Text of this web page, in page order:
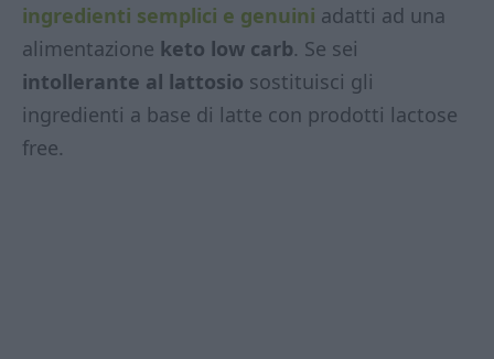
ingredienti semplici e genuini adatti ad una
alimentazione keto low carb. Se sei
intollerante al lattosio sostituisci gli
ingredienti a base di latte con prodotti lactose
free.